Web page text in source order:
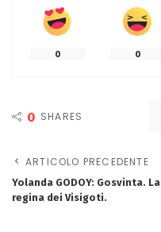
0 0
0 SHARES
ARTICOLO PRECEDENTE
Yolanda GODOY: Gosvinta. La
regina dei Visigoti.